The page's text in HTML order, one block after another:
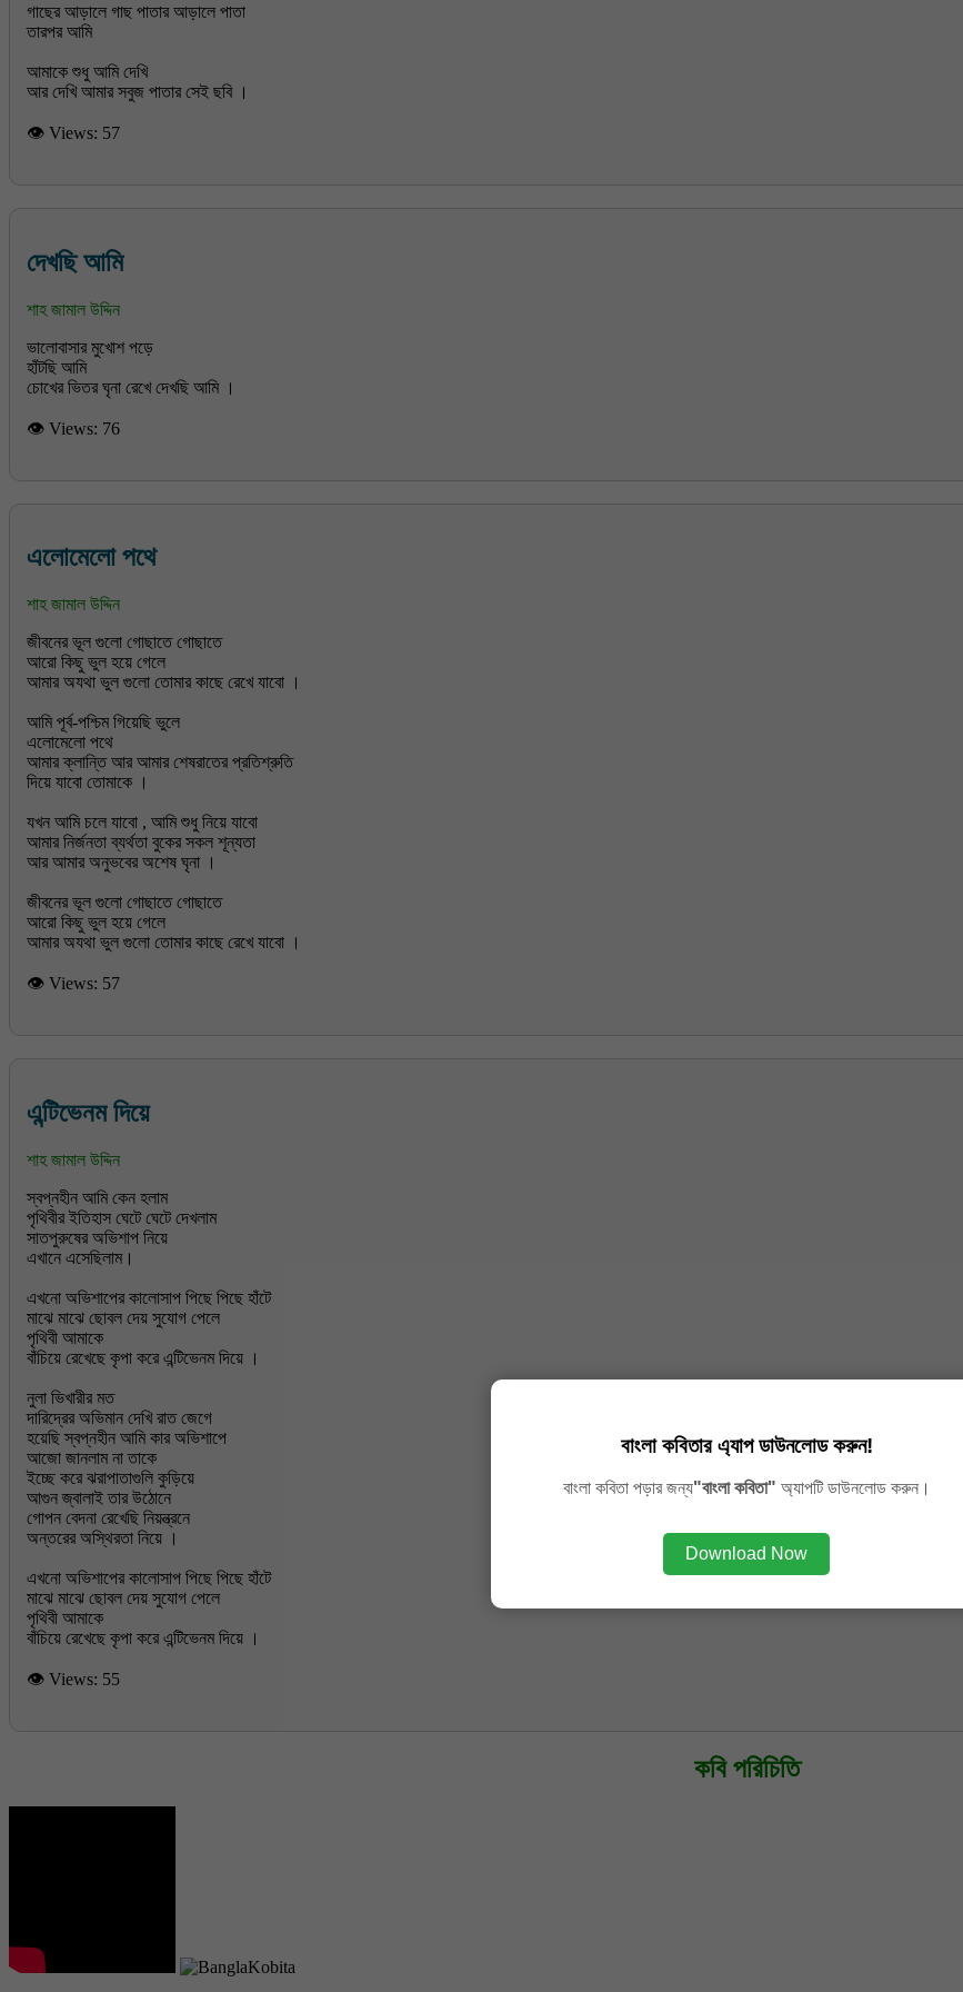
গাছের আড়ালে গাছ পাতার আড়ালে পাতা
তারপর আমি
আমাকে শুধু আমি দেখি
👁 Views: 57
দেখছি আমি
শাহ জামাল উদ্দিন
ভালোবাসার মুখোশ পড়ে
হাঁটছি আমি
চোখের ভিতর ঘৃনা রেখে দেখছি আমি ।
👁 Views: 76
এলোমেলো পথে
শাহ জামাল উদ্দিন
জীবনের ভূল গুলো গোছাতে গোছাতে
আরো কিছু ভুল হয়ে গেলে
আমার অযথা ভুল গুলো তোমার কাছে রেখে যাবো ।
আমি পূর্ব-পশ্চিম গিয়েছি ভুলে
এলোমেলো পথে
আমার ক্লান্তি আর আমার শেষরাতের প্রতিশ্রুতি
দিয়ে যাবো তোমাকে ।
যখন আমি চলে যাবো , আমি শুধু নিয়ে যাবো
আমার নির্জনতা ব্যর্থতা বুকের সকল শূন্যতা
আর আমার অনুভবের অশেষ ঘৃনা ।
জীবনের ভূল গুলো গোছাতে গোছাতে
আরো কিছু ভুল হয়ে গেলে
👁 Views: 57
এন্টিভেনম দিয়ে
শাহ জামাল উদ্দিন
স্বপ্নহীন আমি কেন হলাম
পৃথিবীর ইতিহাস ঘেটে ঘেটে দেখলাম
সাতপুরুষের অভিশাপ নিয়ে
এখানে এসেছিলাম।
এখনো অভিশাপের কালোসাপ পিছে পিছে হাঁটে
মাঝে মাঝে ছোবল দেয় সুযোগ পেলে
পৃথিবী আমাকে
বাঁচিয়ে রেখেছে কৃপা করে এন্টিভেনম দিয়ে ।
নুলা ভিখারীর মত
দারিদ্রের অভিমান দেখি রাত জেগে
হয়েছি স্বপ্নহীন আমি কার অভিশাপে
আজো জানলাম না তাকে
ইচ্ছে করে ঝরাপাতাগুলি কুড়িয়ে
আগুন জ্বালাই তার উঠোনে
গোপন বেদনা রেখেছি নিয়ন্ত্রনে
অন্তরের অস্থিরতা নিয়ে ।
এখনো অভিশাপের কালোসাপ পিছে পিছে হাঁটে
মাঝে মাঝে ছোবল দেয় সুযোগ পেলে
পৃথিবী আমাকে
👁 Views: 55
কবি পরিচিতি
বাংলা কবিতার এ্যাপ ডাউনলোড করুন!
বাংলা কবিতা পড়ার জন্য"বাংলা কবিতা" অ্যাপটি ডাউনলোড করুন।
Download Now